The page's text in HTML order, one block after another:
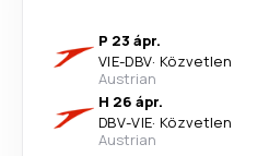
P 23 ápr.
VIE-DBV· Közvetlen
Austrian
H 26 ápr.
DBV-VIE· Közvetlen
Austrian